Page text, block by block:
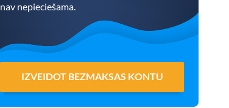
nav nepieciešama.
IZVEIDOT BEZMAKSAS KONTU